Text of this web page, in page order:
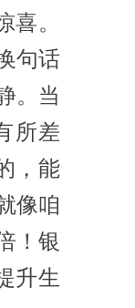
。
句话
。当
所差
，能
像咱
！银
升生